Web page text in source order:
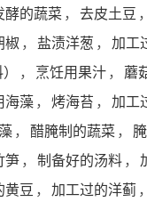
酵的蔬菜 ， 去皮土豆 ，
椒 ， 盐渍洋葱 ， 加工
， 烹饪用果汁 ， 蘑
海藻 ， 烤海苔 ， 加工
， 醋腌制的蔬菜 ，
笋 ， 制备好的汤料 ，
黄豆 ， 加工过的洋蓟 ，